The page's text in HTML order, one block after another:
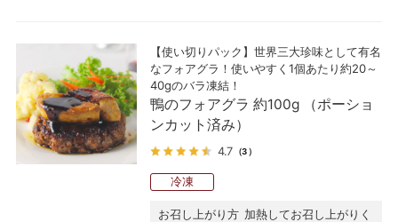
【使い切りパック】世界三大珍味として有名
なフォアグラ！使いやすく1個あたり約20～
40gのバラ凍結！
鴨のフォアグラ 約100g （ポーショ
ンカット済み）
4.7 （3）
冷凍
お召し上がり方 加熱してお召し上がりく